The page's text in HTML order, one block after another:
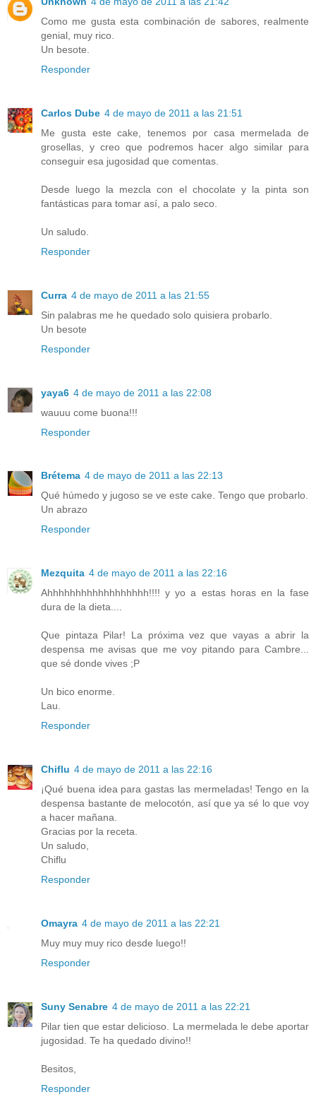
Como me gusta esta combinación de sabores, realmente
genial, muy rico.
Un besote.
Responder
Carlos Dube 4 de mayo de 2011 a las 21:51
Me gusta este cake, tenemos por casa mermelada de
grosellas, y creo que podremos hacer algo similar para
conseguir esa jugosidad que comentas.
Desde luego la mezcla con el chocolate y la pinta son
fantásticas para tomar así, a palo seco.
Un saludo.
Responder
Curra 4 de mayo de 2011 a las 21:55
Sin palabras me he quedado solo quisiera probarlo.
Un besote
Responder
yaya6 4 de mayo de 2011 a las 22:08
wauuu come buona!!!
Responder
Brétema 4 de mayo de 2011 a las 22:13
Qué húmedo y jugoso se ve este cake. Tengo que probarlo.
Un abrazo
Responder
Mezquita 4 de mayo de 2011 a las 22:16
Ahhhhhhhhhhhhhhhhhh!!!! y yo a estas horas en la fase
dura de la dieta....
Que pintaza Pilar! La próxima vez que vayas a abrir la
despensa me avisas que me voy pitando para Cambre...
que sé donde vives ;P
Un bico enorme.
Lau.
Responder
Chiflu 4 de mayo de 2011 a las 22:16
¡Qué buena idea para gastas las mermeladas! Tengo en la
despensa bastante de melocotón, así que ya sé lo que voy
a hacer mañana.
Gracias por la receta.
Un saludo,
Chiflu
Responder
Omayra 4 de mayo de 2011 a las 22:21
Muy muy muy rico desde luego!!
Responder
Suny Senabre 4 de mayo de 2011 a las 22:21
Pilar tien que estar delicioso. La mermelada le debe aportar
jugosidad. Te ha quedado divino!!
Besitos,
Responder